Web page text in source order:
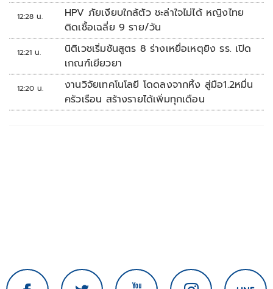
12:28 น.
HPV ภัยเงียบใกล้ตัว ชะล่าใจไม่ได้ หญิงไทย
ติดเชื้อเฉลี่ย 9 ราย/วัน
12:21 น.
นิติเวชเริ่มชันสูตร 8 ร่างเหยื่อเหตุยิง รร. เปิด
เกณฑ์เยียวยา
12:20 น.
งานวิจัยเทคโนโลยี โดดลงจากหิ้ง สู่มือ1.2หมื่น
ครัวเรือน สร้างรายได้เพิ่มทุกเดือน